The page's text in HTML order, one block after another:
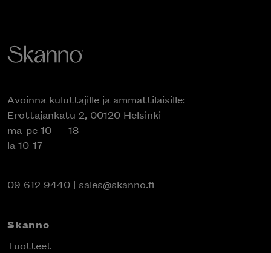
Avoinna kuluttajille ja ammattilaisille:
Erottajankatu 2, 00120 Helsinki
ma-pe 10 — 18
la 10-17
09 612 9440 | sales@skanno.fi
Skanno
Tuotteet